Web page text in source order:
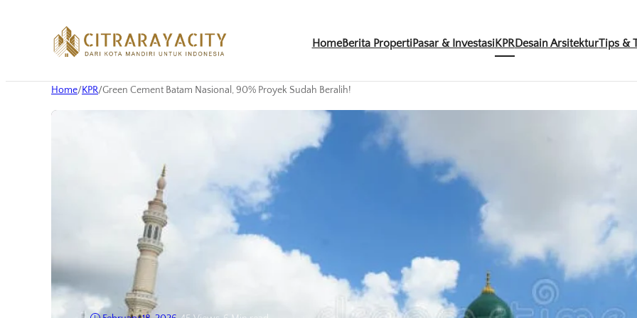
HomeBerita PropertiPasar & InvestasiKPRDesain ArsitekturTips &
Home/KPR/Green Cement Batam Nasional, 90% Proyek Sudah Beralih!